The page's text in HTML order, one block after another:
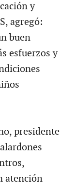
y
agregó:
buen
esfuerzos y
presidente
atención